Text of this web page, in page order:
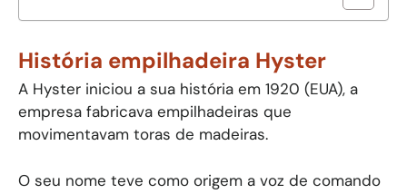
História empilhadeira Hyster
A Hyster iniciou a sua história em 1920 (EUA), a
empresa fabricava empilhadeiras que
movimentavam toras de madeiras.
O seu nome teve como origem a voz de comando